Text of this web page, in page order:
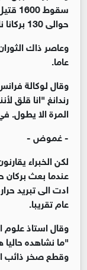
حوالى 130 بركانا ناشطا.
عاما.
وقال لوكالة
رندانغ "انا قلق
المرة الا يطول. في 1963 بقيت نازحا طوال اربعة
- غموض -
لكن الخبراء
عندما بعث بركان
عام تقريبا.
وقال استاذ علوم
"ما نشاهده
وقطع صخر ذائب